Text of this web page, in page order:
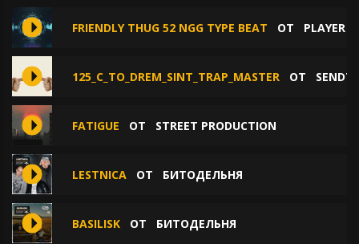
FRIENDLY THUG 52 NGG TYPE BEAT ОТ PLAYER
125_C_TO_DREM_SINT_TRAP_MASTER ОТ
FATIGUE ОТ STREET PRODUCTION
LESTNICA ОТ БИТОДЕЛЬНЯ
BASILISK ОТ БИТОДЕЛЬНЯ